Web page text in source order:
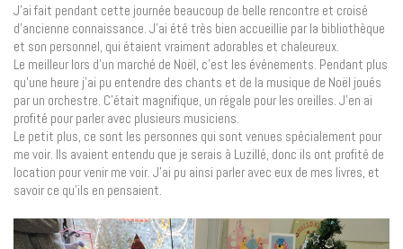
J’ai fait pendant cette journée beaucoup de belle rencontre et croisé
d’ancienne connaissance. J’ai été très bien accueillie par la bibliothèque
et son personnel, qui étaient vraiment adorables et chaleureux.
Le meilleur lors d’un marché de Noël, c’est les événements. Pendant plus
qu’une heure j’ai pu entendre des chants et de la musique de Noël joués
par un orchestre. C’était magnifique, un régale pour les oreilles. J’en ai
profité pour parler avec plusieurs musiciens.
Le petit plus, ce sont les personnes qui sont venues spécialement pour
me voir. Ils avaient entendu que je serais à Luzillé, donc ils ont profité de
location pour venir me voir. J’ai pu ainsi parler avec eux de mes livres, et
savoir ce qu’ils en pensaient.